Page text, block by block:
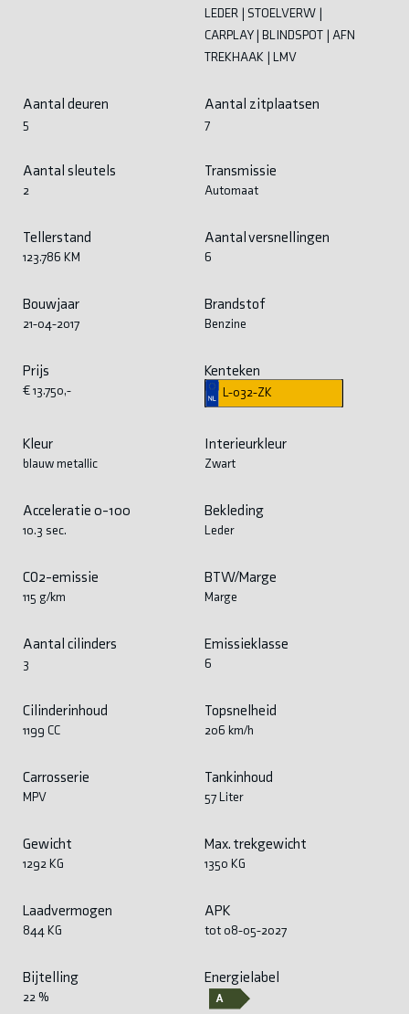
LEDER | STOELVERW |
CARPLAY | BLINDSPOT | AFN
TREKHAAK | LMV
Aantal deuren
5
Aantal zitplaatsen
7
Aantal sleutels
2
Transmissie
Automaat
Tellerstand
123.786 KM
Aantal versnellingen
6
Bouwjaar
21-04-2017
Brandstof
Benzine
Prijs
€ 13.750,-
Kenteken
L-032-ZK
Kleur
blauw metallic
Interieurkleur
Zwart
Acceleratie 0-100
10.3 sec.
Bekleding
Leder
CO2-emissie
115 g/km
BTW/Marge
Marge
Aantal cilinders
3
Emissieklasse
6
Cilinderinhoud
1199 CC
Topsnelheid
206 km/h
Carrosserie
MPV
Tankinhoud
57 Liter
Gewicht
1292 KG
Max. trekgewicht
1350 KG
Laadvermogen
844 KG
APK
tot 08-05-2027
Bijtelling
22 %
Energielabel